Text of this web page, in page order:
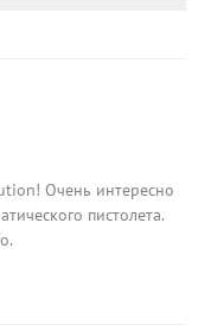
Очень интересно
пистолета.